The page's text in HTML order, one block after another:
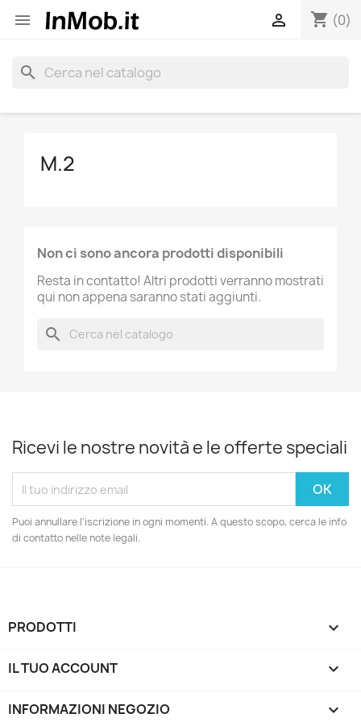
 shopping_cart (0)

search
M.2
Non ci sono ancora prodotti disponibili
Resta in contatto! Altri prodotti verranno mostrati
qui non appena saranno stati aggiunti.
search
Ricevi le nostre novità e le offerte speciali
Puoi annullare l'iscrizione in ogni momenti. A questo scopo, cerca le info
di contatto nelle note legali.
PRODOTTI 
IL TUO ACCOUNT 
INFORMAZIONI NEGOZIO keyboard_arrow_down